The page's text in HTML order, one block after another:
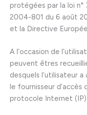
protégées par la loi n°
2004-801 du 6 août
et la Directive
A l’occasion de
peuvent êtres
desquels l’utilisateur
le fournisseur d’accès
protocole Internet (IP)